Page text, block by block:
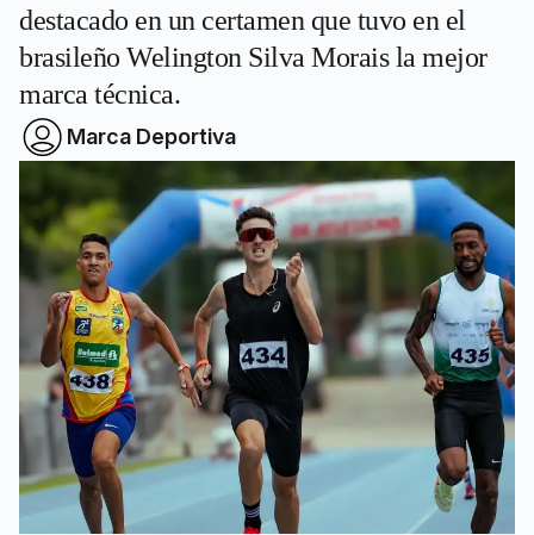
destacado en un certamen que tuvo en el
brasileño Welington Silva Morais la mejor
marca técnica.
Marca Deportiva